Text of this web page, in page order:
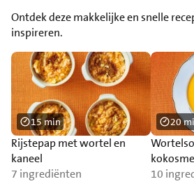
Ontdek deze makkelijke en snelle
inspireren.
Rijstepap met wortel en
kaneel
7 ingrediënten
15 min
10
20